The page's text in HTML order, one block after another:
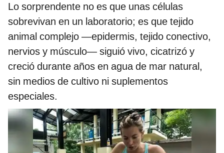
Lo sorprendente no es que unas células
sobrevivan en un laboratorio; es que tejido
animal complejo —epidermis, tejido conectivo,
nervios y músculo— siguió vivo, cicatrizó y
creció durante años en agua de mar natural,
sin medios de cultivo ni suplementos
especiales.